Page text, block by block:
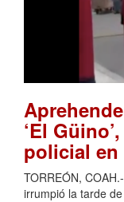
‘El
policial
TORREÓN,
irrumpió la tarde